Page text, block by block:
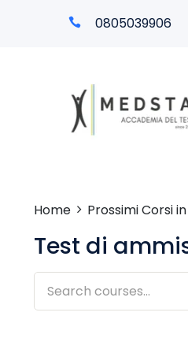
0805039906
Home Prossimi Corsi
Test di